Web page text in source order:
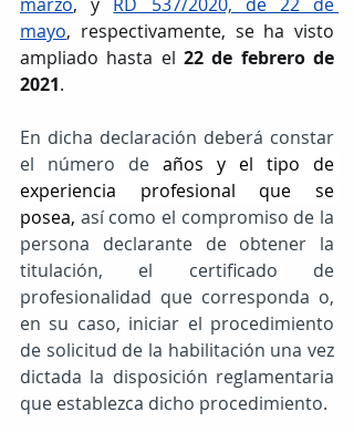
mayo, respectivamente, se ha visto
ampliado hasta el 22 de febrero de
2021.
En dicha declaración deberá constar
el número de años y el tipo de
experiencia profesional que se
posea, así como el compromiso de la
persona declarante de obtener la
titulación, el certificado de
profesionalidad que corresponda o,
en su caso, iniciar el procedimiento
de solicitud de la habilitación una vez
dictada la disposición reglamentaria
que establezca dicho procedimiento.